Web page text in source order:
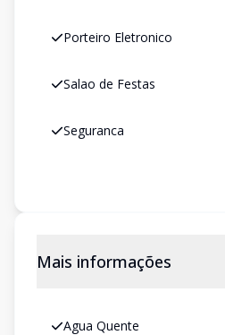
Porteiro Eletronico
Salao de Festas
Seguranca
Mais informações
Agua Quente